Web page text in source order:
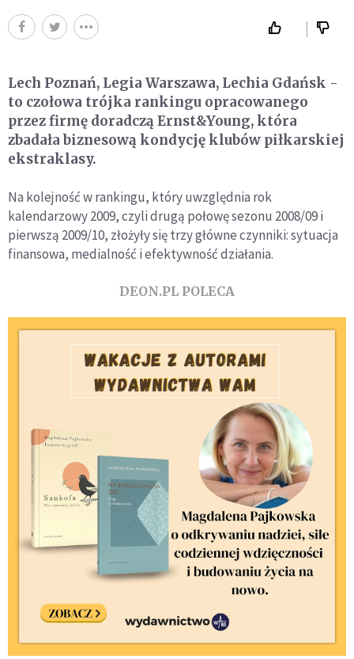
Lech Poznań, Legia Warszawa, Lechia Gdańsk -
to czołowa trójka rankingu opracowanego
przez firmę doradczą Ernst&Young, która
zbadała biznesową kondycję klubów piłkarskiej
ekstraklasy.
Na kolejność w rankingu, który uwzględnia rok
kalendarzowy 2009, czyli drugą połowę sezonu 2008/09 i
pierwszą 2009/10, złożyły się trzy główne czynniki: sytuacja
finansowa, medialność i efektywność działania.
DEON.PL POLECA